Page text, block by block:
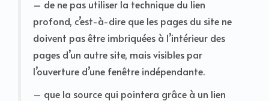
– de ne pas utiliser la technique du lien
profond, c’est-à-dire que les pages du site ne
doivent pas être imbriquées à l’intérieur des
pages d’un autre site, mais visibles par
l’ouverture d’une fenêtre indépendante.
– que la source qui pointera grâce à un lien